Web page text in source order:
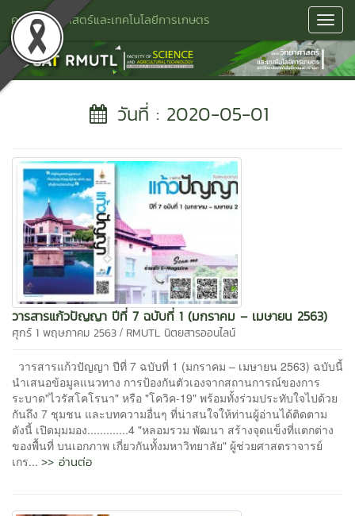
คณะวิทยาศาสตร์และเทคโนโลยีการเกษตร
วันที่ : 2020-05-01
วารสารแก้วปัญญา ปีที่ 7 ฉบับที่ 1 (มกราคม – เมษายน 2563)
ศุกร์ 1 พฤษภาคม 2563 / RMUTL นิตยสารออนไลน์
วารสารแก้วปัญญา ปีที่ 7 ฉบับที่ 1 (มกราคม – เมษายน 2563) ฉบับนี้
นําเสนอข้อมูลแนวทาง การป้องกันตัวเองจากสถานการณ์ของการ
ระบาด"ไวรัสโคโรนา" หรือ "โควิค-19" พร้อมทั้งร่วมประทับใจไปด้วย
กันถึง 7 ชุมชน และบทความอื่นๆ ที่น่าสนใจให้ท่านผู้อ่านได้ติดตาม
ดังนี้ เปิดมุมมอง.............4 "หลอมรวม พัฒนา สร้างจุดแข็งที่แตกต่าง
ของพื้นที่ บนเอกภาพ เกี่ยวกันทั้งมหาวิทยาลัย" ผู้ช่วยศาสตราจารย์
เกร... >> อ่านต่อ